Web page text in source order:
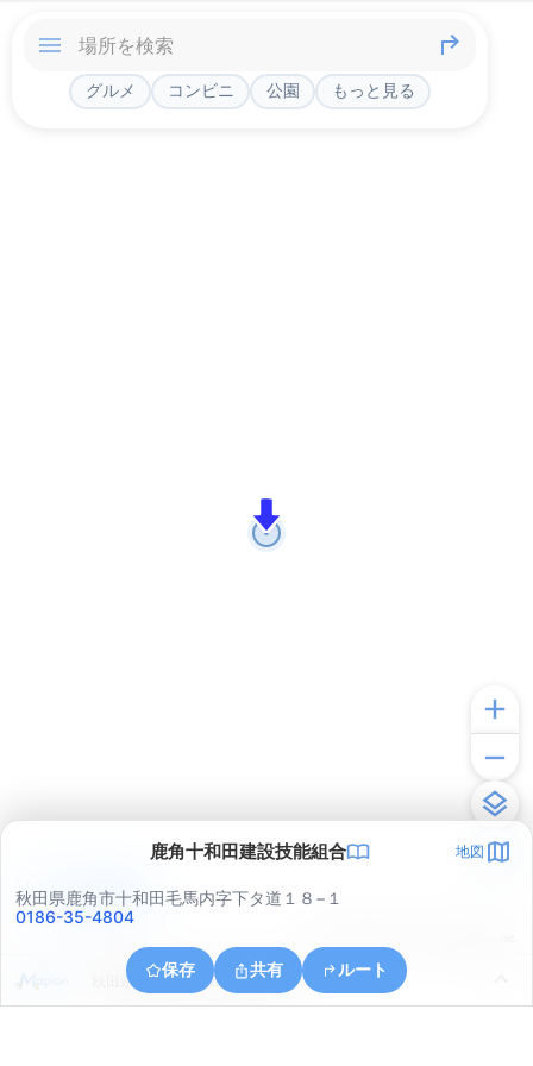
グルメ コンビニ 公園 もっと見る
鹿角十和田建設技能組合 地図
秋田県鹿角市十和田毛馬内字下タ道１８−１
0186-35-4804
保存 共有 ルート
秋田県鹿角市十和田大湯欠田尻
アプリで見る